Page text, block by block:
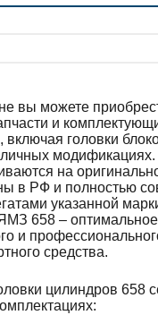
вы можете
и
головки
на
в РФ и полностью
указанной
658 –
и
средства.
цилиндров 658